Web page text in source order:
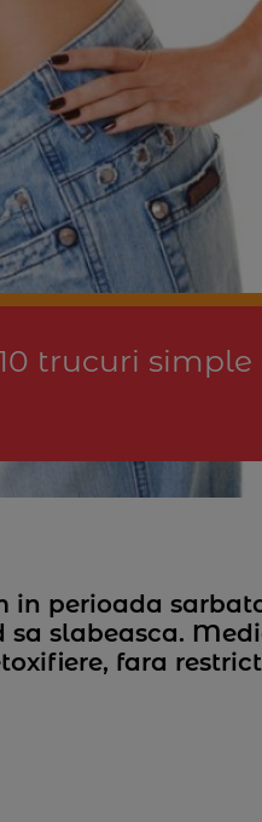
trucuri simple
in perioada
slabeasca.
fara